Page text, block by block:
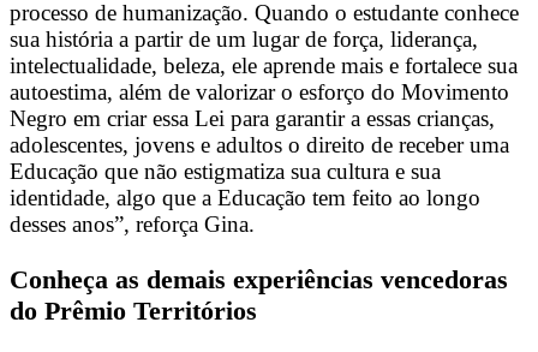
processo de humanização. Quando o estudante conhece
sua história a partir de um lugar de força, liderança,
intelectualidade, beleza, ele aprende mais e fortalece sua
autoestima, além de valorizar o esforço do Movimento
Negro em criar essa Lei para garantir a essas crianças,
adolescentes, jovens e adultos o direito de receber uma
Educação que não estigmatiza sua cultura e sua
identidade, algo que a Educação tem feito ao longo
desses anos”, reforça Gina.
Conheça as demais experiências vencedoras
do Prêmio Territórios